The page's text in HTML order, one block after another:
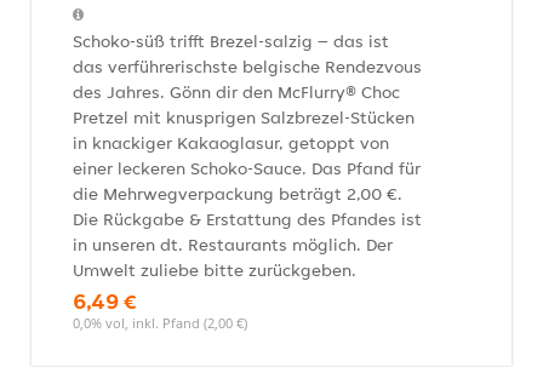
Schoko-süß trifft Brezel-salzig – das ist
das verführerischste belgische Rendezvous
des Jahres. Gönn dir den McFlurry® Choc
Pretzel mit knusprigen Salzbrezel-Stücken
in knackiger Kakaoglasur, getoppt von
einer leckeren Schoko-Sauce. Das Pfand für
die Mehrwegverpackung beträgt 2,00 €.
Die Rückgabe & Erstattung des Pfandes ist
in unseren dt. Restaurants möglich. Der
Umwelt zuliebe bitte zurückgeben.
6,49 €
0,0% vol, inkl. Pfand (2,00 €)